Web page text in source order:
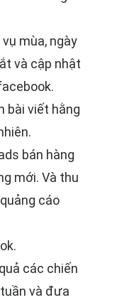
mùa, ngày
và cập nhật
bài viết hằng
bán hàng
mới. Và thu
cáo
các chiến
và đưa